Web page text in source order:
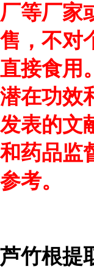
厂等厂家
售，不对
直接食用
潜在功效
发表的文
和药品监
参考。
芦竹根提